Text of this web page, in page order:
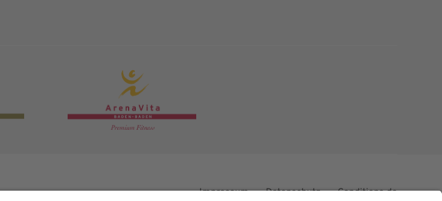
Impressum Datenschutz Conditions de